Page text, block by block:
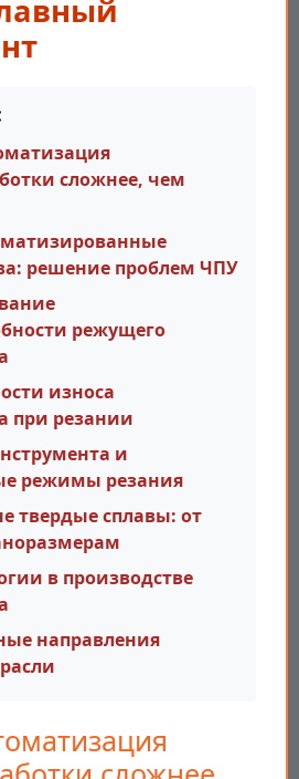
сложнее, чем
решение проблем ЧПУ
режущего
износа
при резании
и
режимы резания
твердые сплавы: от
в производстве
направления